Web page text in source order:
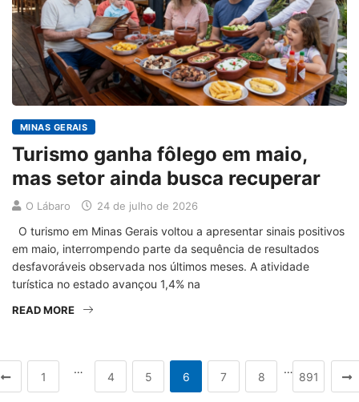
MINAS GERAIS
Turismo ganha fôlego em maio,
mas setor ainda busca recuperar
O Lábaro 24 de julho de 2026
O turismo em Minas Gerais voltou a apresentar sinais positivos
em maio, interrompendo parte da sequência de resultados
desfavoráveis observada nos últimos meses. A atividade
turística no estado avançou 1,4% na
READ MORE
1
…
4 5 6 7 8
…
891